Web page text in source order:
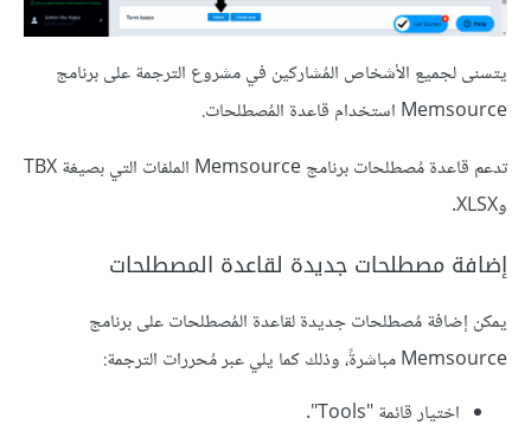
يتسنى لجميع الأشخاص المُشاركين في مشروع الترجمة على برنامج
Memsource استخدام قاعدة المُصطلحات.
تدعم قاعدة مُصطلحات برنامج Memsource الملفات التي بصيغة TBX
وXLSX.
إضافة مصطلحات جديدة لقاعدة المصطلحات
يمكن إضافة مُصطلحات جديدة لقاعدة المُصطلحات على برنامج
Memsource مباشرةً، وذلك كما يلي عبر مُحررات الترجمة:
اختيار قائمة "Tools".